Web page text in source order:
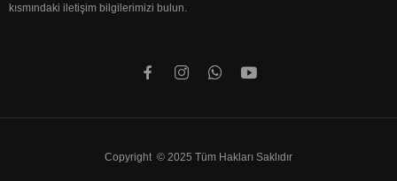
kısmındaki iletişim bilgilerimizi bulun.
Copyright © 2025 Tüm Hakları Saklıdır